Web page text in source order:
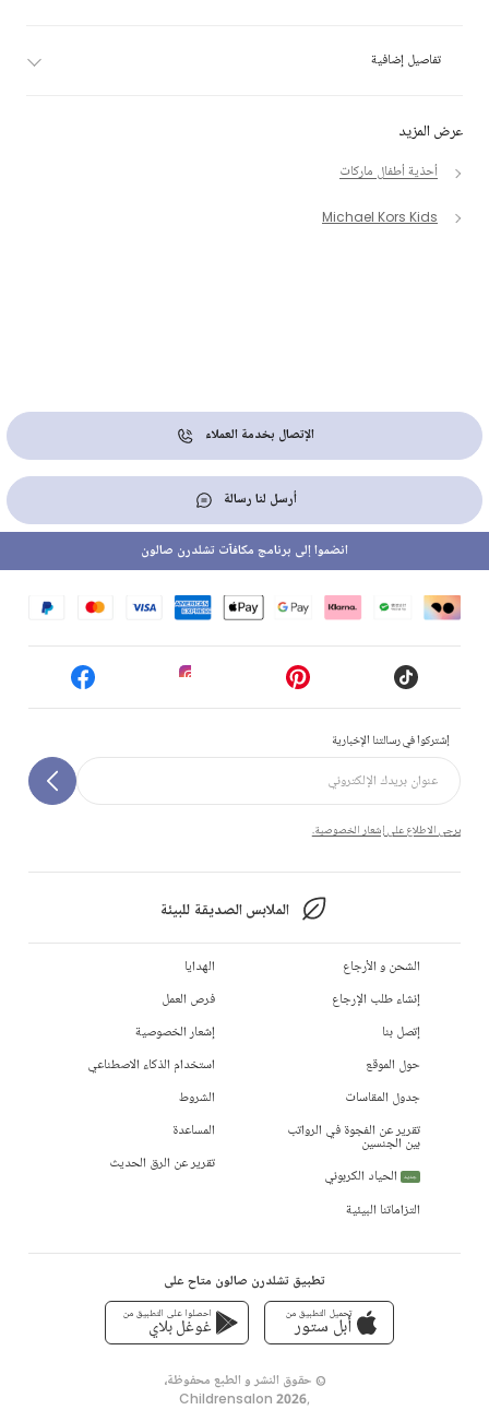
عرض المزيد
أحذية أطفال ماركات
Michael Kors Kids
تفاصيل إضافية
الإتصال بخدمة العملاء
أرسل لنا رسالة
إشتركوا في رسالتنا الإخبارية
يرجى الاطلاع على إشعار الخصوصية.
الملابس الصديقة للبيئة
انضموا إلى برنامج مكافآت تشلدرن صالون
الشحن و الأرجاع
إنشاء طلب الإرجاع
إتصل بنا
حول الموقع
جدول المقاسات
تقرير عن الفجوة في الرواتب
بين الجنسين
جديد
الحياد الكربوني
التزاماتنا البيئية
الهدايا
فرص العمل
إشعار الخصوصية
استخدام الذكاء الاصطناعي
الشروط
المساعدة
تقرير عن الرق الحديث
تطبيق تشلدرن صالون متاح على
تحميل التطبيق من
أبل ستور
احصلوا على التطبيق من
غوغل بلاي
© حقوق النشر و الطبع محفوظة،
,
Childrensalon 2026